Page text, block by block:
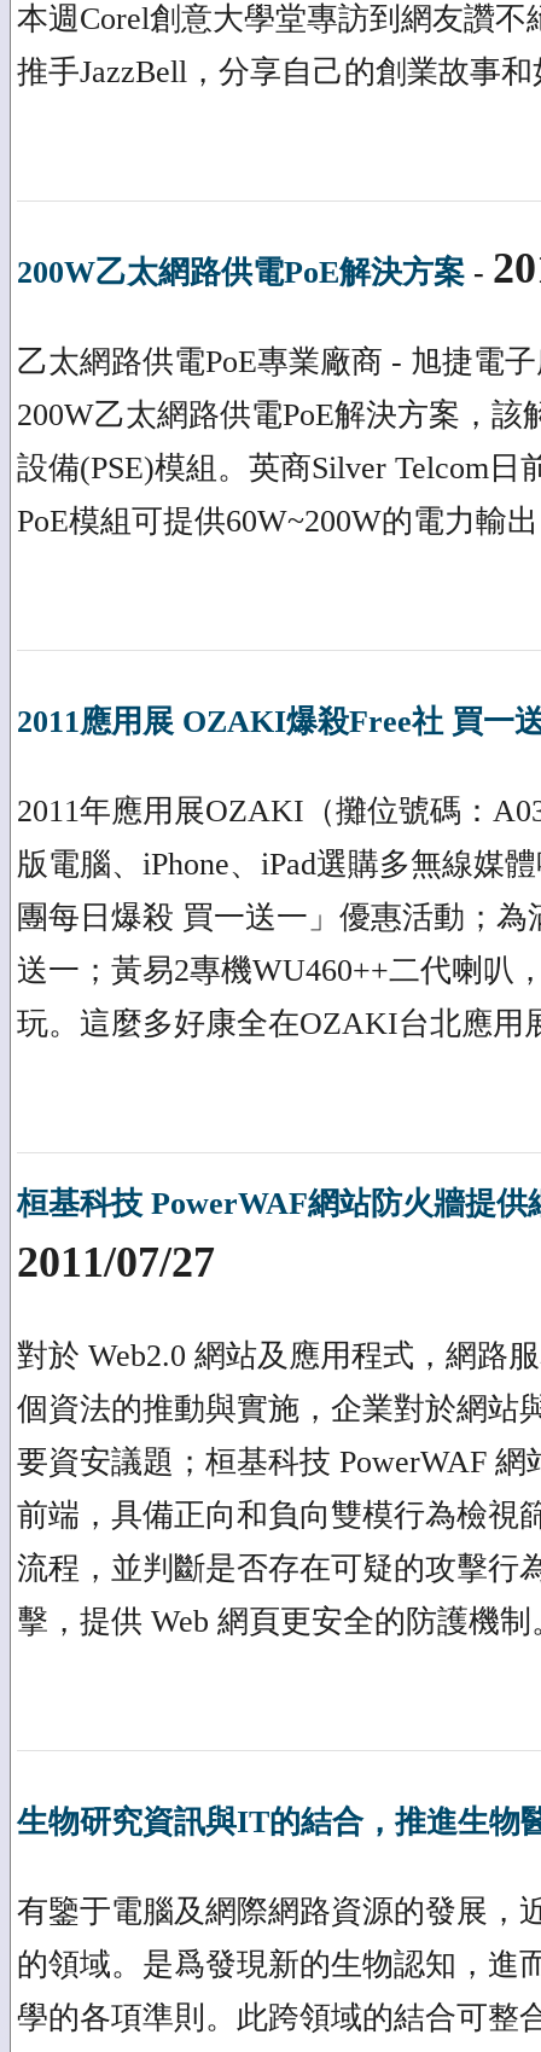
本週Corel創意大學堂專訪到網友讚
推手JazzBell，分享自己的創業故事
200W乙太網路供電PoE解決方案 -
乙太網路供電PoE專業廠商 - 旭捷電
200W乙太網路供電PoE解決方案，
設備(PSE)模組。英商Silver Telcom
PoE模組可提供60W~200W的電力輸
2011應用展 OZAKI爆殺Free社 買一
2011年應用展OZAKI（攤位號碼：
版電腦、iPhone、iPad選購多無線媒
團每日爆殺 買一送一」優惠活動；
送一；黃易2專機WU460++二代喇叭
玩。這麼多好康全在OZAKI台北應用
桓基科技 PowerWAF網站防火牆提
2011/07/27
對於 Web2.0 網站及應用程式，網路
個資法的推動與實施，企業對於網站
要資安議題；桓基科技 PowerWAF
前端，具備正向和負向雙模行為檢視
流程，並判斷是否存在可疑的攻擊行
擊，提供 Web 網頁更安全的防護機制
生物研究資訊與IT的結合，推進生物
有鑒于電腦及網際網路資源的發展，
的領域。是爲發現新的生物認知，進
學的各項準則。此跨領域的結合可整